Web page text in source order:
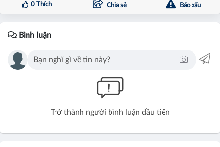
0Thích Chia sẻ Báo xấu
Bình luận
Trở thành người bình luận đầu tiên